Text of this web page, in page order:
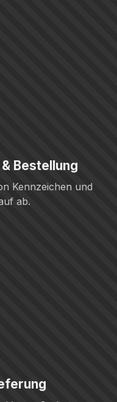
Bestellung
Kennzeichen und
ab.